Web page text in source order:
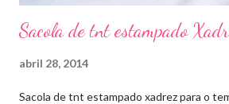
Sacola de tnt estampado
abril 28, 2014
Sacola de tnt estampado xadrez para o